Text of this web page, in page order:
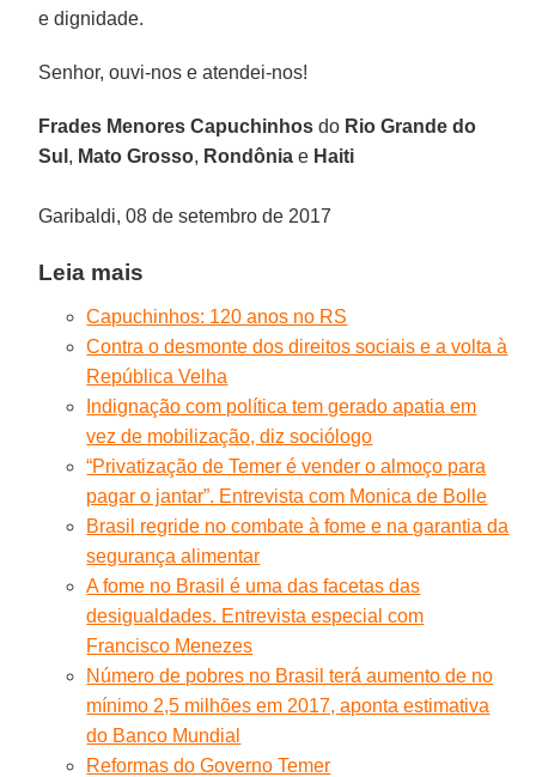
e dignidade.
Senhor, ouvi-nos e atendei-nos!
Frades Menores Capuchinhos do Rio Grande do
Sul , Mato Grosso, Rondônia e Haiti
Garibaldi, 08 de setembro de 2017
Leia mais
Capuchinhos: 120 anos no RS
Contra o desmonte dos direitos sociais e a volta à
República Velha
Indignação com política tem gerado apatia em
vez de mobilização, diz sociólogo
“Privatização de Temer é vender o almoço para
pagar o jantar”. Entrevista com Monica de Bolle
Brasil regride no combate à fome e na garantia da
segurança alimentar
A fome no Brasil é uma das facetas das
desigualdades. Entrevista especial com
Francisco Menezes
Número de pobres no Brasil terá aumento de no
mínimo 2,5 milhões em 2017, aponta estimativa
do Banco Mundial
Reformas do Governo Temer